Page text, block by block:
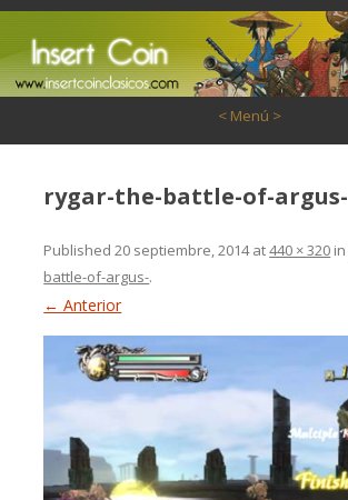
< Menú >
rygar-the-battle-of-argus-
Published20 septiembre, 2014at440 × 320 in
battle-of-argus-.
← Anterior